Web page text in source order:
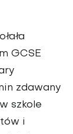
GCSE
zdawany
szkole
i